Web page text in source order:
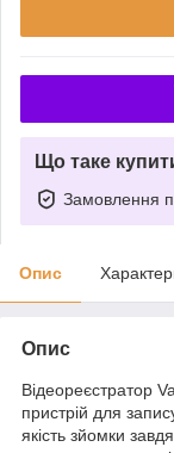
Що таке
Замовлення
Опис
Опис
Відеореєстратор
пристрій для
якість зйомки